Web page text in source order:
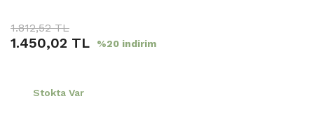
1.812,52 TL
1.450,02 TL %20 indirim
Stokta Var